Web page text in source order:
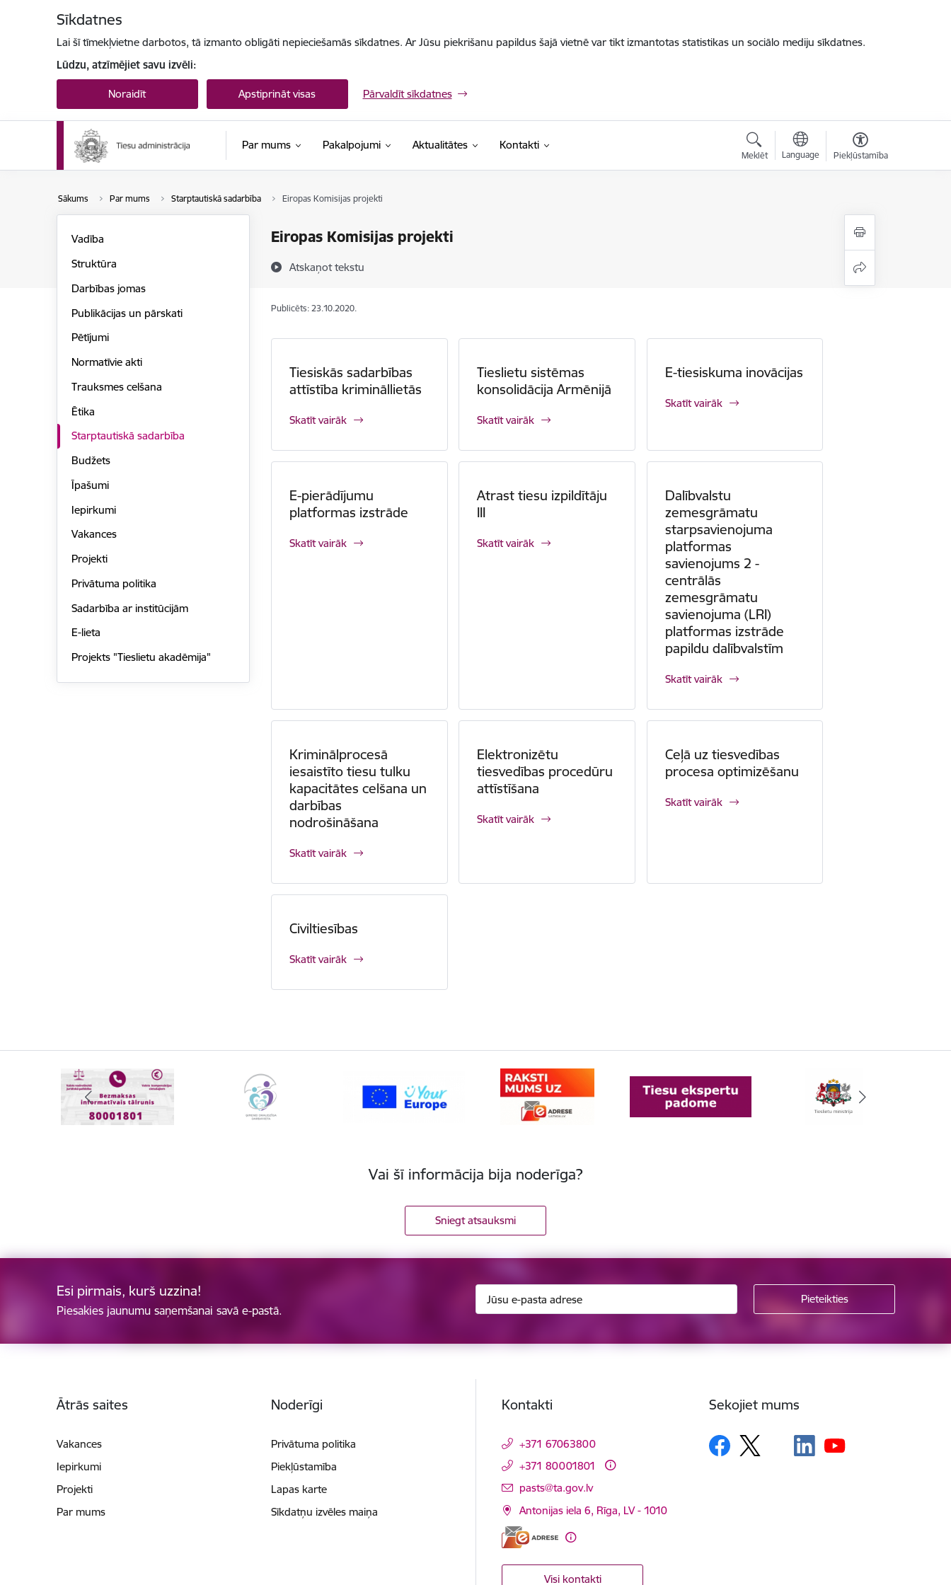
Sīkdatnes
Lai šī tīmekļvietne darbotos, tā izmanto obligāti nepieciešamās sīkdatnes. Ar Jūsu piekrišanu papildus šajā vietnē var tikt izmantotas statistikas un sociālo mediju sīkdatnes.
Lūdzu, atzīmējiet savu izvēli:
Noraidīt Apstiprināt visas Pārvaldīt sīkdatnes
Par mums Pakalpojumi Aktualitātes Kontakti
Meklēt Language Piekļūstamība
Sākums Par mums Starptautiskā sadarbība Eiropas Komisijas projekti
Eiropas Komisijas projekti
Atskaņot tekstu
Vadība
Struktūra
Darbības jomas
Publikācijas un pārskati
Pētījumi
Normatīvie akti
Trauksmes celšana
Ētika
Starptautiskā sadarbība
Budžets
Īpašumi
Iepirkumi
Vakances
Projekti
Privātuma politika
Sadarbība ar institūcijām
E-lieta
Projekts "Tieslietu akadēmija"
Publicēts: 23.10.2020.
Tiesiskās sadarbības
attīstība krimināllietās
Skatīt vairāk
Tieslietu sistēmas
konsolidācija Armēnijā
Skatīt vairāk
E-tiesiskuma inovācijas
Skatīt vairāk
E-pierādījumu
platformas izstrāde
Skatīt vairāk
Atrast tiesu izpildītāju
III
Skatīt vairāk
Dalībvalstu
zemesgrāmatu
starpsavienojuma
platformas
savienojums 2 -
centrālās
zemesgrāmatu
savienojuma (LRI)
platformas izstrāde
papildu dalībvalstīm
Skatīt vairāk
Kriminālprocesā
iesaistīto tiesu tulku
kapacitātes celšana un
darbības
nodrošināšana
Skatīt vairāk
Elektronizētu
tiesvedības procedūru
attīstīšana
Skatīt vairāk
Ceļā uz tiesvedības
procesa optimizēšanu
Skatīt vairāk
Civiltiesības
Skatīt vairāk
Vai šī informācija bija noderīga?
Sniegt atsauksmi
Esi pirmais, kurš uzzina!
Piesakies jaunumu saņemšanai savā e-pastā.
Ātrās saites
Vakances
Iepirkumi
Projekti
Par mums
Noderīgi
Privātuma politika
Piekļūstamība
Lapas karte
Sīkdatņu izvēles maiņa
Kontakti
+371 67063800
+371 80001801
E-pasts:
pasts@ta.gov.lv
Antonijas iela 6, Rīga, LV - 1010
Visi kontakti
Sekojiet mums